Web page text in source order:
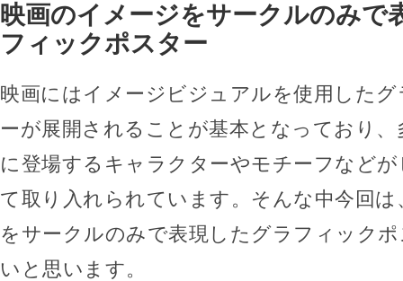
映画のイメージをサークルのみで
フィックポスター
映画にはイメージビジュアルを使用した
ーが展開されることが基本となっており、
に登場するキャラクターやモチーフなど
て取り入れられています。そんな中今回
をサークルのみで表現したグラフィック
いと思います。